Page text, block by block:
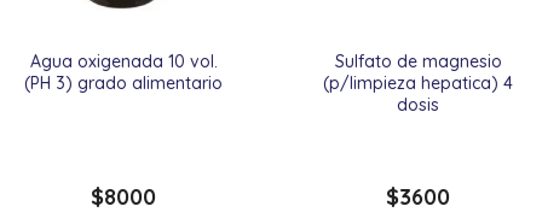
Agua oxigenada 10 vol.
(PH 3) grado alimentario
$8000
Sulfato de magnesio
(p/limpieza hepatica) 4
dosis
$3600